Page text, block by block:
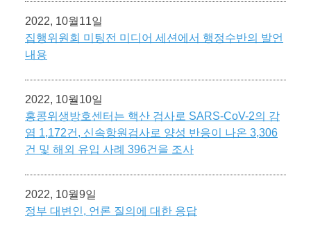
2022, 10월11일
집행위원회 미팅전 미디어 세션에서 행정수반의 발언
내용
2022, 10월10일
홍콩위생방호센터는 핵산 검사로 SARS-CoV-2의 감
염 1,172건, 신속항원검사로 양성 반응이 나온 3,306
건 및 해외 유입 사례 396건을 조사
2022, 10월9일
정부 대변인, 언론 질의에 대한 응답